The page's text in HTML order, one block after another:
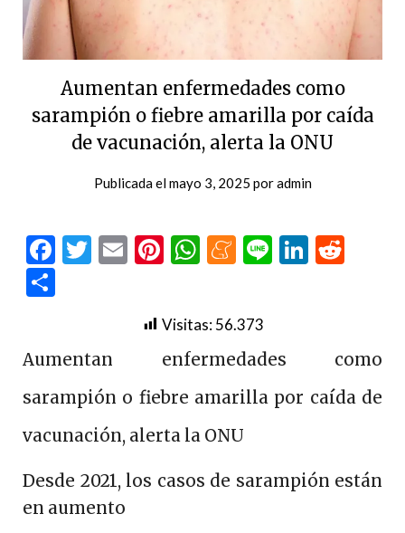
Aumentan enfermedades como
sarampión o fiebre amarilla por caída
de vacunación, alerta la ONU
Publicada elmayo 3, 2025 poradmin
Facebook
Twitter
EmailPinterest
WhatsApp
Meneame
Line
Visitas:56.373
Aumentan enfermedades como
sarampión o fiebre amarilla por caída de
vacunación, alerta la ONU
Desde 2021, los casos de sarampión están
en aumento